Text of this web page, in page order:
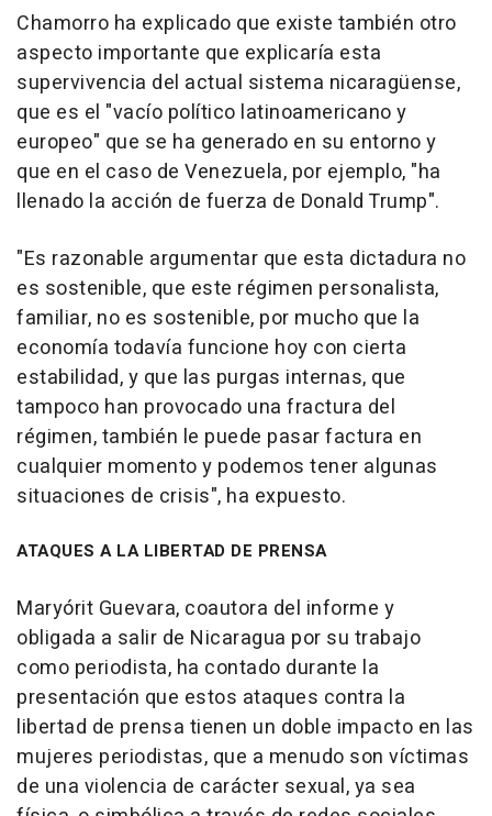
Chamorro ha explicado que existe también otro
aspecto importante que explicaría esta
supervivencia del actual sistema nicaragüense,
que es el "vacío político latinoamericano y
europeo" que se ha generado en su entorno y
que en el caso de Venezuela, por ejemplo, "ha
llenado la acción de fuerza de Donald Trump".
"Es razonable argumentar que esta dictadura no
es sostenible, que este régimen personalista,
familiar, no es sostenible, por mucho que la
economía todavía funcione hoy con cierta
estabilidad, y que las purgas internas, que
tampoco han provocado una fractura del
régimen, también le puede pasar factura en
cualquier momento y podemos tener algunas
situaciones de crisis", ha expuesto.
ATAQUES A LA LIBERTAD DE PRENSA
Maryórit Guevara, coautora del informe y
obligada a salir de Nicaragua por su trabajo
como periodista, ha contado durante la
presentación que estos ataques contra la
libertad de prensa tienen un doble impacto en las
mujeres periodistas, que a menudo son víctimas
de una violencia de carácter sexual, ya sea